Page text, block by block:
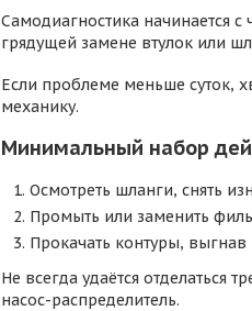
Самодиагностика начинается
грядущей замене втулок или
Если проблеме меньше суток,
механику.
Минимальный набор
Осмотреть шланги, снять
Промыть или заменить
Прокачать контуры,
Не всегда удаётся отделаться
насос-распределитель.